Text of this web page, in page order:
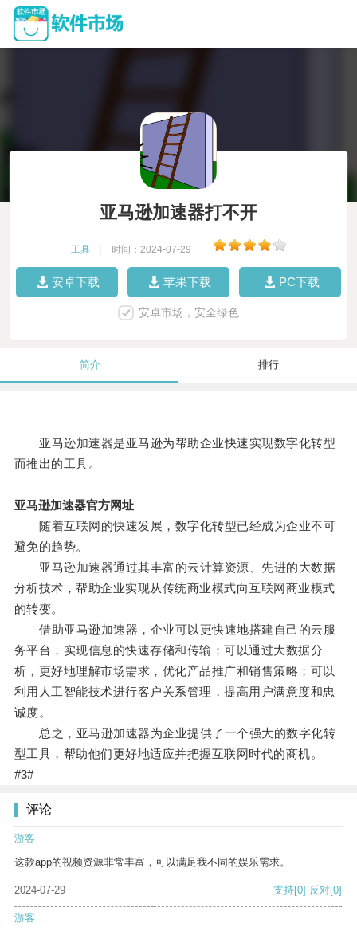
亚马逊加速器打不开
工具 时间：2024-07-29
安卓下载 苹果下载 PC下载
安卓市场，安全绿色
简介 排行
亚马逊加速器是亚马逊为帮助企业快速实现数字化转型
而推出的工具。
亚马逊加速器官方网址
随着互联网的快速发展，数字化转型已经成为企业不可
避免的趋势。
亚马逊加速器通过其丰富的云计算资源、先进的大数据
分析技术，帮助企业实现从传统商业模式向互联网商业模式
的转变。
借助亚马逊加速器，企业可以更快速地搭建自己的云服
务平台，实现信息的快速存储和传输；可以通过大数据分
析，更好地理解市场需求，优化产品推广和销售策略；可以
利用人工智能技术进行客户关系管理，提高用户满意度和忠
诚度。
总之，亚马逊加速器为企业提供了一个强大的数字化转
型工具，帮助他们更好地适应并把握互联网时代的商机。
#3#
评论
游客
这款app的视频资源非常丰富，可以满足我不同的娱乐需求。
2024-07-29 支持[0] 反对[0]
游客